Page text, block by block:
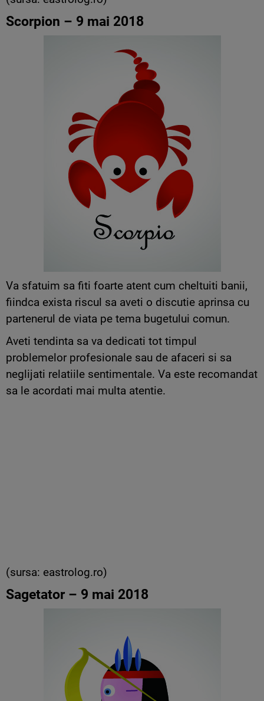
Scorpion – 9 mai 2018
Va sfatuim sa fiti foarte atent cum cheltuiti banii,
fiindca exista riscul sa aveti o discutie aprinsa cu
partenerul de viata pe tema bugetului comun.
Aveti tendinta sa va dedicati tot timpul
problemelor profesionale sau de afaceri si sa
neglijati relatiile sentimentale. Va este recomandat
sa le acordati mai multa atentie.
(sursa: eastrolog.ro)
Sagetator – 9 mai 2018